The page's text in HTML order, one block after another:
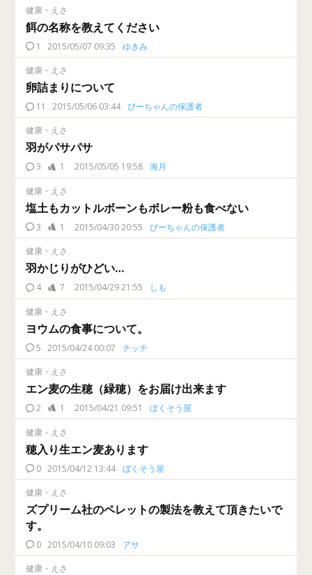
健康・えさ
餌の名称を教えてください
1 2015/05/07 09:35 ゆきみ
健康・えさ
卵詰まりについて
11 2015/05/06 03:44 ぴーちゃんの保護者
健康・えさ
羽がパサパサ
3 1 2015/05/05 19:58 海月
健康・えさ
塩土もカットルボーンもボレー粉も食べない
3 1 2015/04/30 20:55 ぴーちゃんの保護者
健康・えさ
羽かじりがひどい…
4 7 2015/04/29 21:55 しも
健康・えさ
ヨウムの食事について。
5 2015/04/24 00:07 チッチ
健康・えさ
エン麦の生穂（緑穂）をお届け出来ます
2 1 2015/04/21 09:51 ぼくそう屋
健康・えさ
穂入り生エン麦あります
0 2015/04/12 13:44 ぼくそう屋
健康・えさ
ズプリーム社のペレットの製法を教えて頂きたいで
す。
0 2015/04/10 09:03 アサ
健康・えさ